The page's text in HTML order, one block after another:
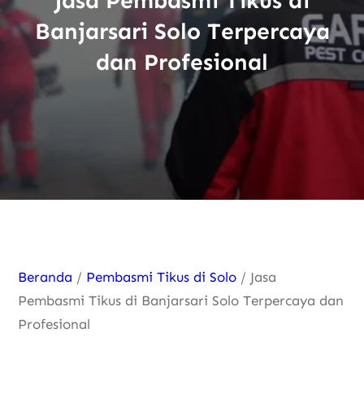
Banjarsari Solo Terpercaya
dan Profesional
Beranda / Pembasmi Tikus di Solo / Jasa
Pembasmi Tikus di Banjarsari Solo Terpercaya dan
Profesional